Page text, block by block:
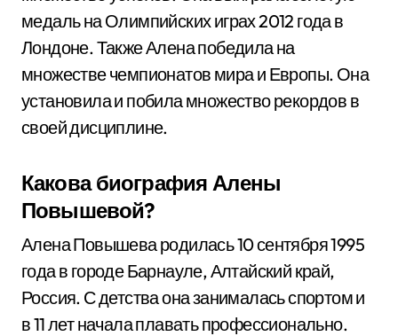
медаль на Олимпийских играх 2012 года в
Лондоне. Также Алена победила на
множестве чемпионатов мира и Европы. Она
установила и побила множество рекордов в
своей дисциплине.
Какова биография Алены
Повышевой?
Алена Повышева родилась 10 сентября 1995
года в городе Барнауле, Алтайский край,
Россия. С детства она занималась спортом и
в 11 лет начала плавать профессионально.